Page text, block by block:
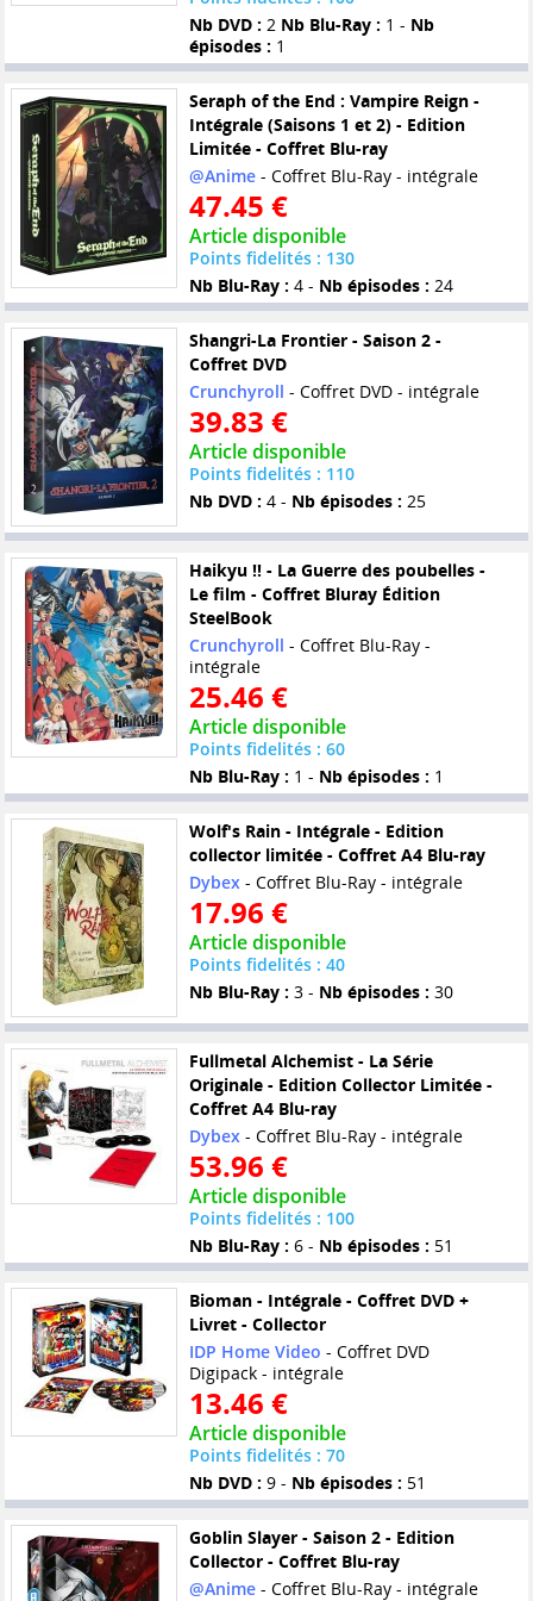
Nb DVD : 2 Nb Blu-Ray : 1 - Nb
épisodes : 1
Seraph of the End : Vampire Reign -
Intégrale (Saisons 1 et 2) - Edition
Limitée - Coffret Blu-ray
@Anime- Coffret Blu-Ray - intégrale
47.45 €
Article disponible
Points fidelités : 130
Nb Blu-Ray : 4 - Nb épisodes : 24
Shangri-La Frontier - Saison 2 -
Coffret DVD
Crunchyroll - Coffret DVD - intégrale
39.83 €
Article disponible
Points fidelités : 110
Nb DVD : 4 - Nb épisodes : 25
Haikyu !! - La Guerre des poubelles -
Le film - Coffret Bluray Édition
SteelBook
Crunchyroll - Coffret Blu-Ray -
intégrale
25.46 €
Article disponible
Points fidelités : 60
Nb Blu-Ray : 1 - Nb épisodes : 1
Wolf's Rain - Intégrale - Edition
collector limitée - Coffret A4 Blu-ray
Dybex- Coffret Blu-Ray - intégrale
17.96 €
Article disponible
Points fidelités : 40
Nb Blu-Ray : 3 - Nb épisodes : 30
Fullmetal Alchemist - La Série
Originale - Edition Collector Limitée -
Coffret A4 Blu-ray
Dybex- Coffret Blu-Ray - intégrale
53.96 €
Article disponible
Points fidelités : 100
Nb Blu-Ray : 6 - Nb épisodes : 51
Bioman - Intégrale - Coffret DVD +
Livret - Collector
IDP Home Video - Coffret DVD
Digipack - intégrale
13.46 €
Article disponible
Points fidelités : 70
Nb DVD : 9 - Nb épisodes : 51
Goblin Slayer - Saison 2 - Edition
Collector - Coffret Blu-ray
@Anime- Coffret Blu-Ray - intégrale